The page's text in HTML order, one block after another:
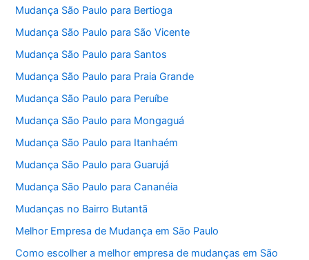
Mudança São Paulo para Bertioga
Mudança São Paulo para São Vicente
Mudança São Paulo para Santos
Mudança São Paulo para Praia Grande
Mudança São Paulo para Peruíbe
Mudança São Paulo para Mongaguá
Mudança São Paulo para Itanhaém
Mudança São Paulo para Guarujá
Mudança São Paulo para Cananéia
Mudanças no Bairro Butantã
Melhor Empresa de Mudança em São Paulo
Como escolher a melhor empresa de mudanças em São